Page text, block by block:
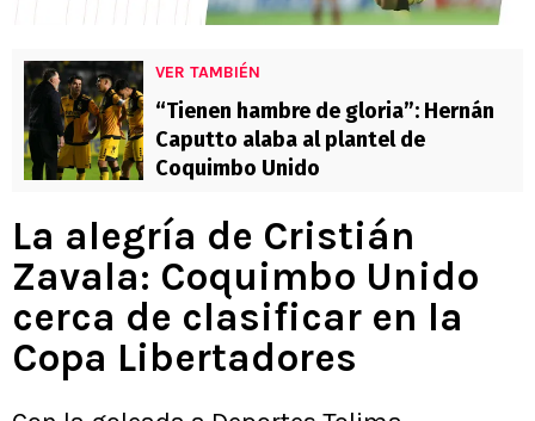
VER TAMBIÉN
“Tienen hambre de gloria”: Hernán
Caputto alaba al plantel de
Coquimbo Unido
La alegría de Cristián
Zavala: Coquimbo Unido
cerca de clasificar en la
Copa Libertadores